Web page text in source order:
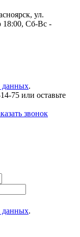
ул.
18:00, Сб-Вс -
данных.
75 или оставьте
звонок
данных.